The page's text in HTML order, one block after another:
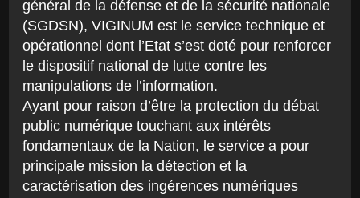
général de la défense et de la sécurité nationale
(SGDSN), VIGINUM est le service technique et
opérationnel dont l’Etat s’est doté pour renforcer
le dispositif national de lutte contre les
manipulations de l’information.
Ayant pour raison d’être la protection du débat
public numérique touchant aux intérêts
fondamentaux de la Nation, le service a pour
principale mission la détection et la
caractérisation des ingérences numériques